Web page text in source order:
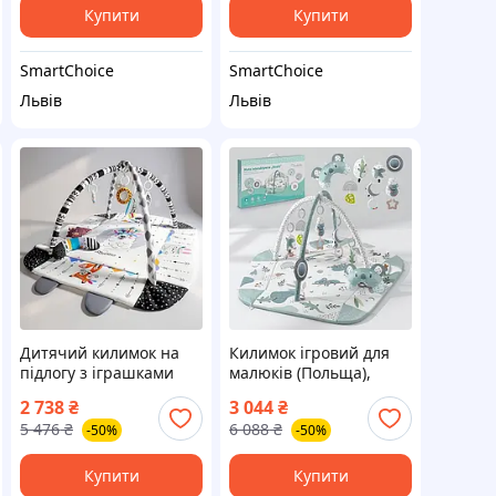
Купити
SmartChoice
Львів
Купити
SmartChoice
Львів
Дитячий килимок на
підлогу з іграшками
Розвиваючий килимок
для новонароджених,
ZLT
2 738₴
5 476 ₴ -50%
Купити
Килимок ігровий для
малюків (Польща),
Розвиваючий килимок
для повзання,
Співаючий килимок
для дітей, ZLT
3 044₴
6 088 ₴ -50%
Купити